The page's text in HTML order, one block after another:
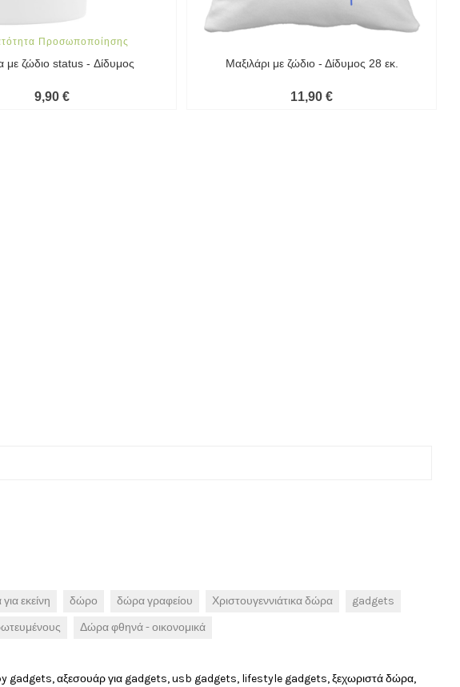
Προσωποποίησης
με ζώδιο status - Δίδυμος
9,90 €
Μαξιλάρι με ζώδιο - Δίδυμος 28 εκ.
11,90 €
εκείνη δώρο δώρα γραφείου Χριστουγεννιάτικα δώρα
gadgets
Δώρα φθηνά - οικονομικά
gadgets, αξεσουάρ για gadgets, usb gadgets, lifestyle gadgets, ξεχωριστά δώρα,